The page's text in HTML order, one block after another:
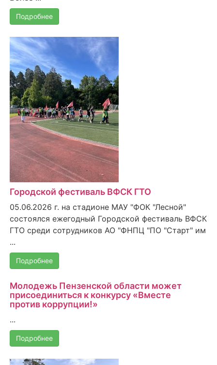
Подробнее
Городской фестиваль ВФСК ГТО
05.06.2026 г. на стадионе МАУ "ФОК "Лесной"
состоялся ежегодный Городской фестиваль ВФСК
ГТО среди сотрудников АО "ФНПЦ "ПО "Старт" им
...
Подробнее
Молодежь Пензенской области может
присоединиться к конкурсу «Вместе
против коррупции!»
...
Подробнее